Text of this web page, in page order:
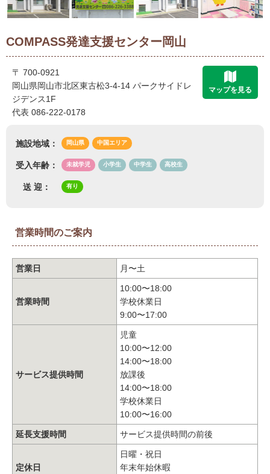
COMPASS発達支援センター岡山
〒 700-0921
岡山県岡山市北区東古松3-4-14 パークサイドレ
ジデンス1F
代表 086-222-0178
マップを見る
施設地域： 岡山県 中国エリア
受入年齢： 未就学児 小学生 中学生 高校生
送 迎： 有り
営業時間のご案内
営業日 月〜土
営業時間
10:00〜18:00
学校休業日
9:00〜17:00
サービス提供時間
児童
10:00〜12:00
14:00〜18:00
放課後
14:00〜18:00
学校休業日
10:00〜16:00
延長支援時間 サービス提供時間の前後
定休日
日曜・祝日
年末年始休暇